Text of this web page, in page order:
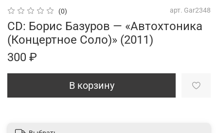
(0) арт. Gar2348
CD: Борис Базуров — «Автохтоника
(Концертное Соло)» (2011)
300 ₽
В корзину